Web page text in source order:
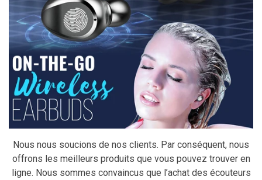
Nous nous soucions de nos clients. Par conséquent, nous
offrons les meilleurs produits que vous pouvez trouver en
ligne. Nous sommes convaincus que l’achat des écouteurs